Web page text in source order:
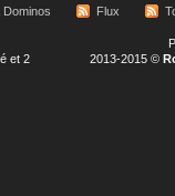
Dominos Flux
et 2
2013-2015 ©